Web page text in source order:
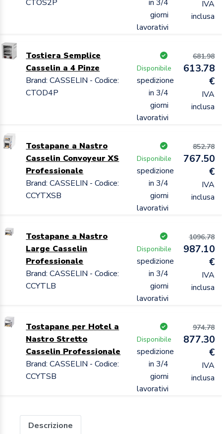
CTOS2P
in 3/4
giorni
lavorativi
IVA
inclusa
Tostiera Semplice
Casselin a 4 Pinze
Brand: CASSELIN - Codice:
CTOD4P
Disponibile
spedizione
in 3/4
giorni
lavorativi
681.98
613.78
€
IVA
inclusa
Tostapane a Nastro
Casselin Convoyeur XS
Professionale
Brand: CASSELIN - Codice:
CCYTXSB
Disponibile
spedizione
in 3/4
giorni
lavorativi
852.78
767.50
€
IVA
inclusa
Tostapane a Nastro
Large Casselin
Professionale
Brand: CASSELIN - Codice:
CCYTLB
Disponibile
spedizione
in 3/4
giorni
lavorativi
1096.78
987.10
€
IVA
inclusa
Tostapane per Hotel a
Nastro Stretto
Casselin Professionale
Brand: CASSELIN - Codice:
CCYTSB
Disponibile
spedizione
in 3/4
giorni
lavorativi
974.78
877.30
€
IVA
inclusa
Descrizione